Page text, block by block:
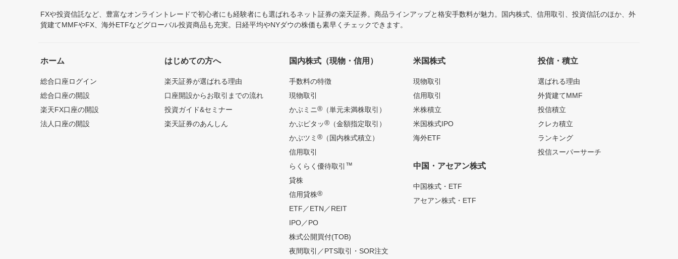
FXや投資信託など、豊富なオンライントレードで初心者にも経験者にも選ばれるネット証券の楽天証券。商品ラインアップと格安手数料が魅力。国内株式、信用取引、投資信託のほか、外
貨建てMMFやFX、海外ETFなどグローバル投資商品も充実。日経平均やNYダウの株価も素早くチェックできます。
ホーム
総合口座ログイン
総合口座の開設
楽天FX口座の開設
法人口座の開設
はじめての方へ
楽天証券が選ばれる理由
口座開設からお取引までの流れ
投資ガイド&セミナー
楽天証券のあんしん
国内株式（現物・信用）
手数料の特徴
現物取引
かぶミニ®（単元未満株取引）
かぶピタッ®（金額指定取引）
かぶツミ ®（国内株式積立）
信用取引
らくらく優待取引 ™
貸株
信用貸株®
ETF／ETN／REIT
IPO／PO
株式公開買付(TOB)
夜間取引／PTS取引・SOR注文
米国株式
現物取引
信用取引
米株積立
米国株式IPO
海外ETF
中国・アセアン株式
中国株式・ETF
アセアン株式・ETF
投信・積立
選ばれる理由
外貨建てMMF
投信積立
クレカ積立
ランキング
投信スーパーサーチ